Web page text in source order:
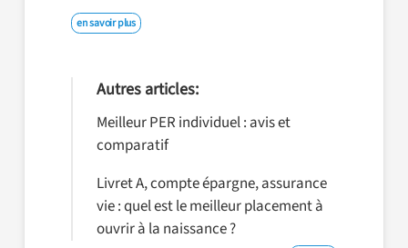
en savoir plus
Autres articles:
Meilleur PER individuel : avis et
comparatif
Livret A, compte épargne, assurance
vie : quel est le meilleur placement à
ouvrir à la naissance ?